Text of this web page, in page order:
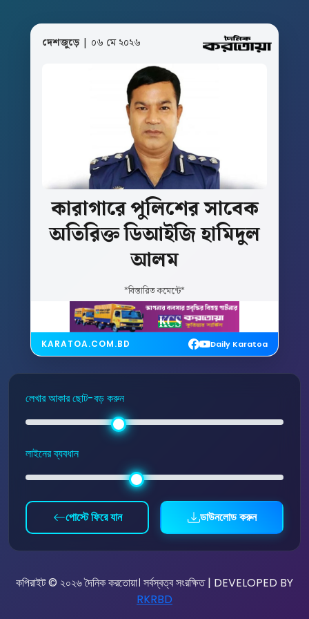
দেশজুড়ে| ০৬ মে ২০২৬
কারাগারেপুলিশেরসাবেক
অতিরিক্তডিআইজিহামিদুল
আলম
*বিস্তারিত কমেন্টে*
KARATOA.COM.BD Daily Karatoa
লেখার আকার ছোট-বড় করুন
লাইনের ব্যবধান
পোস্টে ফিরে যান ডাউনলোড করুন
কপিরাইট © ২০২৬ দৈনিক করতোয়া। সর্বস্বত্ব সংরক্ষিত | DEVELOPED BY
RKRBD